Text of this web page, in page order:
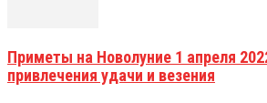
Приметы на Новолуние 1 апреля
привлечения удачи и везения